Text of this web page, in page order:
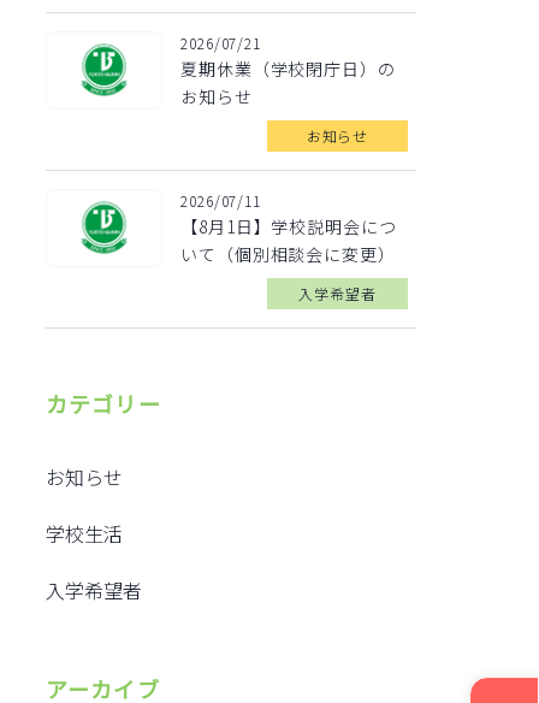
2026/07/21
夏期休業（学校閉庁日）の
お知らせ
お知らせ
2026/07/11
【8月1日】学校説明会につ
いて（個別相談会に変更）
入学希望者
カテゴリー
お知らせ
学校生活
入学希望者
アーカイブ